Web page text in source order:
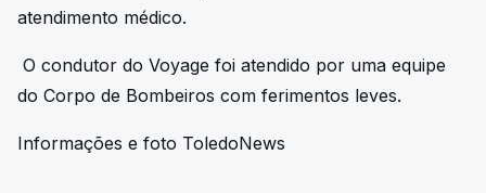
atendimento médico.
O condutor do Voyage foi atendido por uma equipe
do Corpo de Bombeiros com ferimentos leves.
Informações e foto ToledoNews